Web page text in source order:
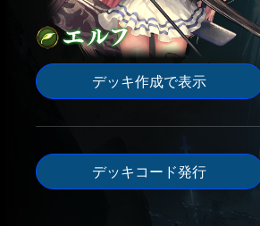
デッキ作成で表示
デッキコード発行